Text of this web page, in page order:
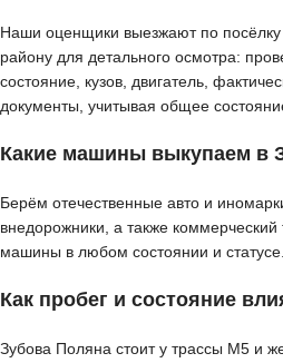
Наши оценщики выезжают по
району для детального осмотра:
состояние, кузов, двигатель,
документы, учитывая общее
Какие машины выкупаем в
Берём отечественные авто и
внедорожники, а также
машины в любом состоянии и статусе.
Как пробег и состояние
Зубова Поляна стоит у трассы М5 и